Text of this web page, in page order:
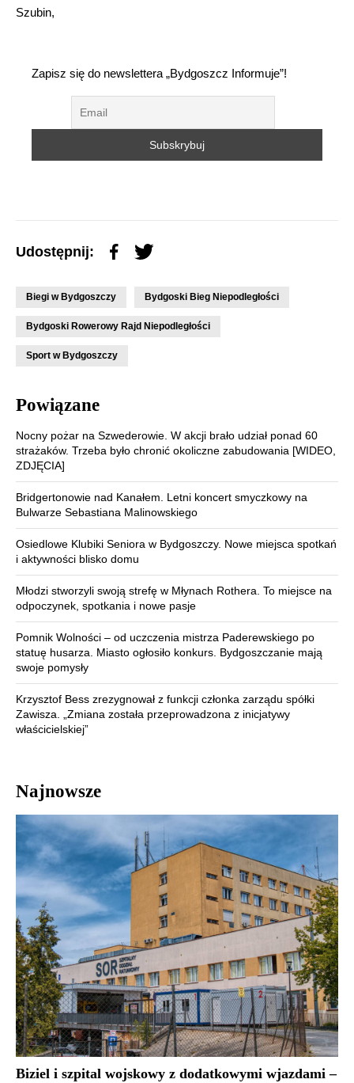
Szubin,
Zapisz się do newslettera „Bydgoszcz Informuje”!
Udostępnij:
Biegi w Bydgoszczy Bydgoski Bieg Niepodległości
Bydgoski Rowerowy Rajd Niepodległości
Sport w Bydgoszczy
Powiązane
Nocny pożar na Szwederowie. W akcji brało udział ponad 60
strażaków. Trzeba było chronić okoliczne zabudowania [WIDEO,
ZDJĘCIA]
Bridgertonowie nad Kanałem. Letni koncert smyczkowy na
Bulwarze Sebastiana Malinowskiego
Osiedlowe Klubiki Seniora w Bydgoszczy. Nowe miejsca spotkań
i aktywności blisko domu
Młodzi stworzyli swoją strefę w Młynach Rothera. To miejsce na
odpoczynek, spotkania i nowe pasje
Pomnik Wolności – od uczczenia mistrza Paderewskiego po
statuę husarza. Miasto ogłosiło konkurs. Bydgoszczanie mają
swoje pomysły
Krzysztof Bess zrezygnował z funkcji członka zarządu spółki
Zawisza. „Zmiana została przeprowadzona z inicjatywy
właścicielskiej”
Najnowsze
Biziel i szpital wojskowy z dodatkowymi wjazdami –